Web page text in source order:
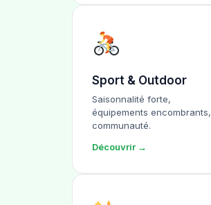
Sport & Outdoor
Saisonnalité forte,
équipements encombrants,
communauté.
Découvrir →